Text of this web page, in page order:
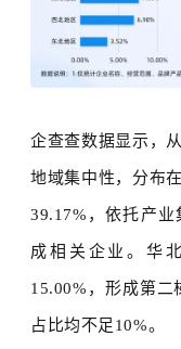
企查查数据显示，
地域集中性，分布
39.17%，依托产
成相关企业。华
15.00%，形成第二
占比均不足10%。